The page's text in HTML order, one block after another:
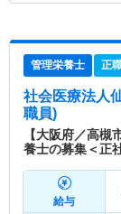
管理栄養士 正
社会医療法人
職員)
【大阪府／高
養士の募集＜正
給与